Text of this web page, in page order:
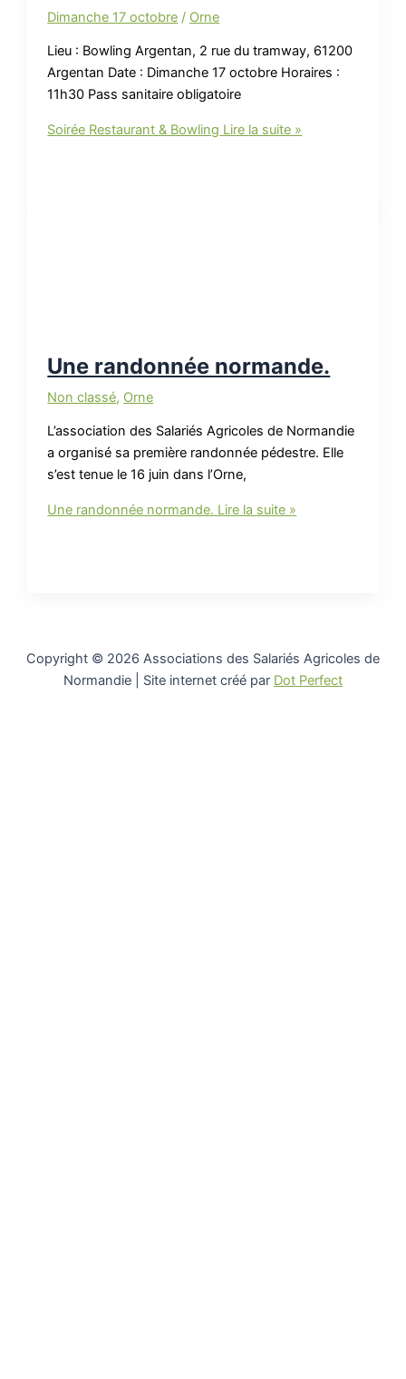
Dimanche 17 octobre / Orne
Lieu : Bowling Argentan, 2 rue du tramway, 61200
Argentan Date : Dimanche 17 octobre Horaires :
11h30 Pass sanitaire obligatoire
Soirée Restaurant & Bowling Lire la suite »
Une randonnée normande.
Non classé, Orne
L’association des Salariés Agricoles de Normandie
a organisé sa première randonnée pédestre. Elle
s’est tenue le 16 juin dans l’Orne,
Une randonnée normande. Lire la suite »
Copyright © 2026 Associations des Salariés Agricoles de
Normandie | Site internet créé par Dot Perfect